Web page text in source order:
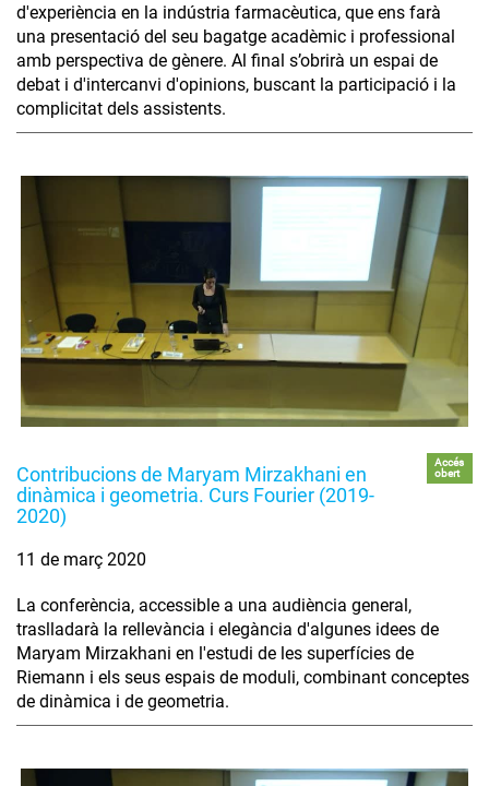
d'experiència en la indústria farmacèutica, que ens farà
una presentació del seu bagatge acadèmic i professional
amb perspectiva de gènere. Al final s’obrirà un espai de
debat i d'intercanvi d'opinions, buscant la participació i la
complicitat dels assistents.
Contribucions de Maryam Mirzakhani en
dinàmica i geometria. Curs Fourier (2019-
2020)
Accés
obert
11 de març 2020
La conferència, accessible a una audiència general,
traslladarà la rellevància i elegància d'algunes idees de
Maryam Mirzakhani en l'estudi de les superfícies de
Riemann i els seus espais de moduli, combinant conceptes
de dinàmica i de geometria.